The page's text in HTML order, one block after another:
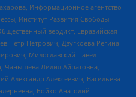
Информационное агентство
Институт Развития Свободы
вердикт, Евразийская
Петр Петрович, Дзугкоева Регина
Милославский Павел
Лилия Айратовна,
Александр Алексеевич, Васильева
Бойко Анатолий